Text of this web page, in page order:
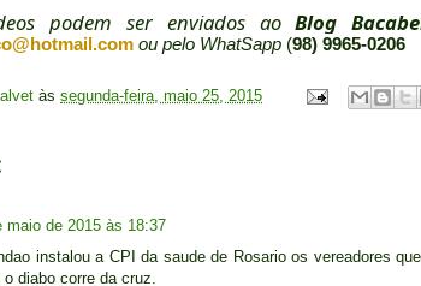
podem ser enviados aoBlog
ou pelo WhatSapp (98) 9965-0206
às segunda-feira, maio 25, 2015
maio de 2015 às 18:37
instalou a CPI da saude de Rosario os vereadores
diabo corre da cruz.